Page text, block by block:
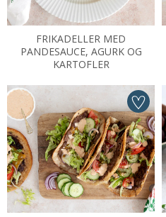
FRIKADELLER MED
PANDESAUCE, AGURK OG
KARTOFLER